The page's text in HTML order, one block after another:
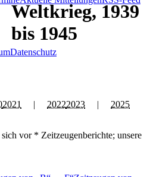
Datenschutz
2021 | 20222023 | 2025
vor * Zeitzeugenberichte; unsere
Weltkrieg, 1939
bis 1945